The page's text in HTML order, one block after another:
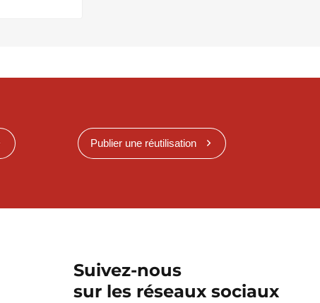
Publier une réutilisation
Suivez-nous
sur les réseaux sociaux